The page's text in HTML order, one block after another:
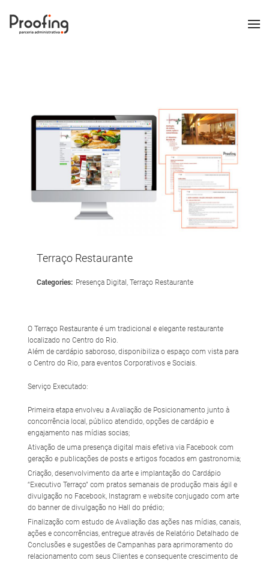
Terraço Restaurante
Categories: Presença Digital, Terraço Restaurante
O Terraço Restaurante é um tradicional e elegante restaurante
localizado no Centro do Rio.
Além de cardápio saboroso, disponibiliza o espaço com vista para
o Centro do Rio, para eventos Corporativos e Sociais.
Serviço Executado:
Primeira etapa envolveu a Avaliação de Posicionamento junto à
concorrência local, público atendido, opções de cardápio e
engajamento nas mídias socias;
Ativação de uma presença digital mais efetiva via Facebook com
geração e publicações de posts e artigos focados em gastronomia;
Criação, desenvolvimento da arte e implantação do Cardápio
“Executivo Terraço” com pratos semanais de produção mais ágil e
divulgação no Facebook, Instagram e website conjugado com arte
do banner de divulgação no Hall do prédio;
Finalização com estudo de Avaliação das ações nas mídias, canais,
ações e concorrências, entregue através de Relatório Detalhado de
Conclusões e sugestões de Campanhas para aprimoramento do
relacionamento com seus Clientes e consequente crescimento de